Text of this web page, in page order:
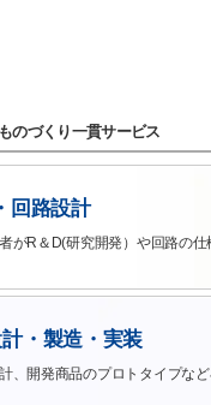
ものづくり一貫サービス
回路設計
がR＆D(研究開発）や回路の
・製造・実装
、開発商品のプロトタイプな